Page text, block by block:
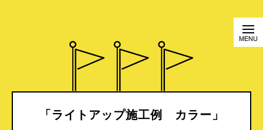
「ライトアップ施工例 カラー」